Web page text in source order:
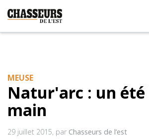
MEUSE
Natur'arc : un été
main
29 juillet 2015, par Chasseurs de l’est